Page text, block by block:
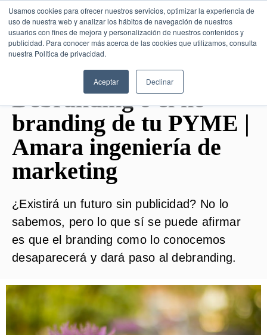
Usamos cookies para ofrecer nuestros servicios, optimizar la experiencia de
uso de nuestra web y analizar los hábitos de navegación de nuestros
usuarios con fines de mejora y personalización de nuestros contenidos y
publicidad. Para conocer más acerca de las cookies que utilizamos, consulta
nuestra Política de privacidad.
Aceptar Declinar
SESIÓN DE CONSULTORÍA GRATUITA
Debranding o el no-
branding de tu PYME |
Amara ingeniería de
marketing
¿Existirá un futuro sin publicidad? No lo
sabemos, pero lo que sí se puede afirmar
es que el branding como lo conocemos
desaparecerá y dará paso al debranding.